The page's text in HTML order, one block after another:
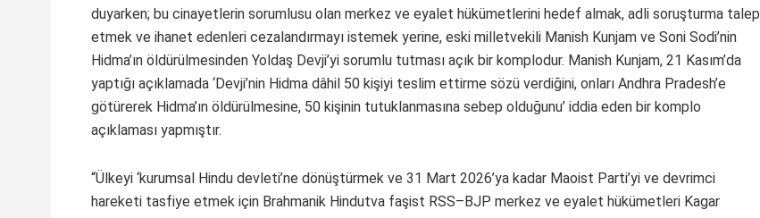
duyarken; bu cinayetlerin sorumlusu olan merkez ve eyalet hükümetlerini hedef almak, adli soruşturma talep
etmek ve ihanet edenleri cezalandırmayı istemek yerine, eski milletvekili Manish Kunjam ve Soni Sodi’nin
Hidma’ın öldürülmesinden Yoldaş Devji’yi sorumlu tutması açık bir komplodur. Manish Kunjam, 21 Kasım’da
yaptığı açıklamada ‘Devji’nin Hidma dâhil 50 kişiyi teslim ettirme sözü verdiğini, onları Andhra Pradesh’e
götürerek Hidma’ın öldürülmesine, 50 kişinin tutuklanmasına sebep olduğunu’ iddia eden bir komplo
açıklaması yapmıştır.
“Ülkeyi ‘kurumsal Hindu devleti’ne dönüştürmek ve 31 Mart 2026’ya kadar Maoist Parti’yi ve devrimci
hareketi tasfiye etmek için Brahmanik Hindutva faşist RSS–BJP merkez ve eyalet hükümetleri Kagar